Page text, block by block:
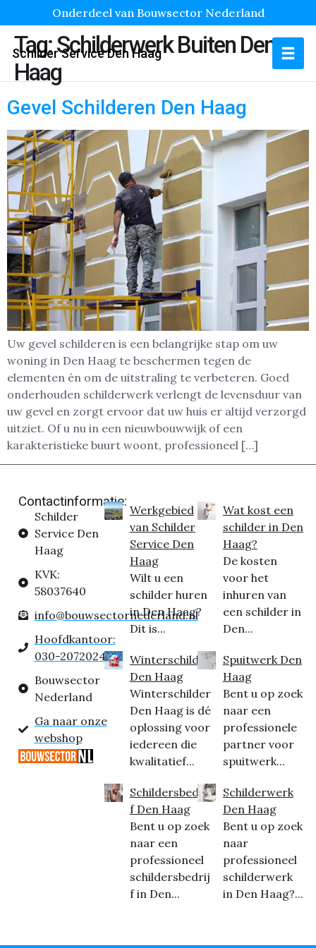
Onderdeel van Bouwsector Nederland
Schilder Service Den Haag
Tag:Schilderwerk Buiten Den
Haag
Gevel Schilderen Den Haag
Uw gevel schilderen is een belangrijke stap om uw
woning in Den Haag te beschermen tegen de
elementen én om de uitstraling te verbeteren. Goed
onderhouden schilderwerk verlengt de levensduur van
uw gevel en zorgt ervoor dat uw huis er altijd verzorgd
uitziet. Of u nu in een nieuwbouwwijk of een
karakteristieke buurt woont, professioneel […]
Contactinformatie:
Schilder
Service Den
Haag
KVK:
58037640
info@bouwsectornederland.nl
Hoofdkantoor:
030-2072024
Bouwsector
Nederland
Ga naar onze
webshop
Werkgebied
van Schilder
Service Den
Haag
Wilt u een
schilder huren
in Den Haag?
Dit is...
Winterschilder
Den Haag
Winterschilder
Den Haag is dé
oplossing voor
iedereen die
kwalitatief...
Schildersbedrij
f Den Haag
Bent u op zoek
naar een
professioneel
schildersbedrij
f in Den...
Wat kost een
schilder in Den
Haag?
De kosten
voor het
inhuren van
een schilder in
Den...
Spuitwerk Den
Haag
Bent u op zoek
naar een
professionele
partner voor
spuitwerk...
Schilderwerk
Den Haag
Bent u op zoek
naar
professioneel
schilderwerk
in Den Haag?...